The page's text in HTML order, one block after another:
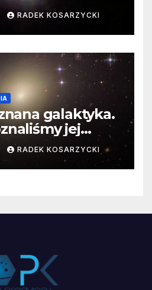
RADEK KOSARZYCKI
galaktyka.
jej
RADEK KOSARZYCKI